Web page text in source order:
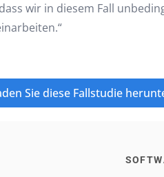
wir in diesem Fall
Sie diese Fallstudie